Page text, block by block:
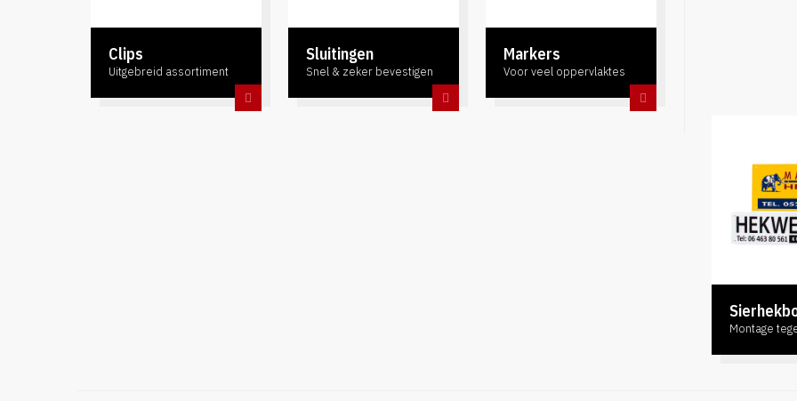
Clips
Uitgebreid assortiment
Sluitingen
Snel & zeker bevestigen
Markers
Voor veel oppervlaktes
Montage